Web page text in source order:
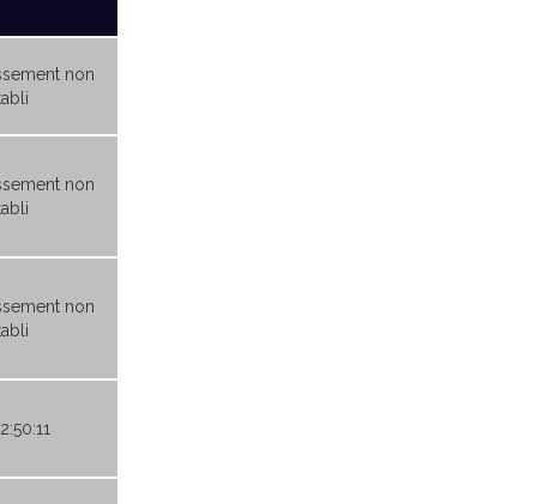
non
non
non